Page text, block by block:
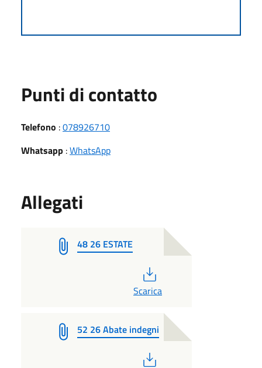
Punti di contatto
Telefono :078926710
Whatsapp :WhatsApp
Allegati
48 26 ESTATE
Scarica
52 26 Abate indegni